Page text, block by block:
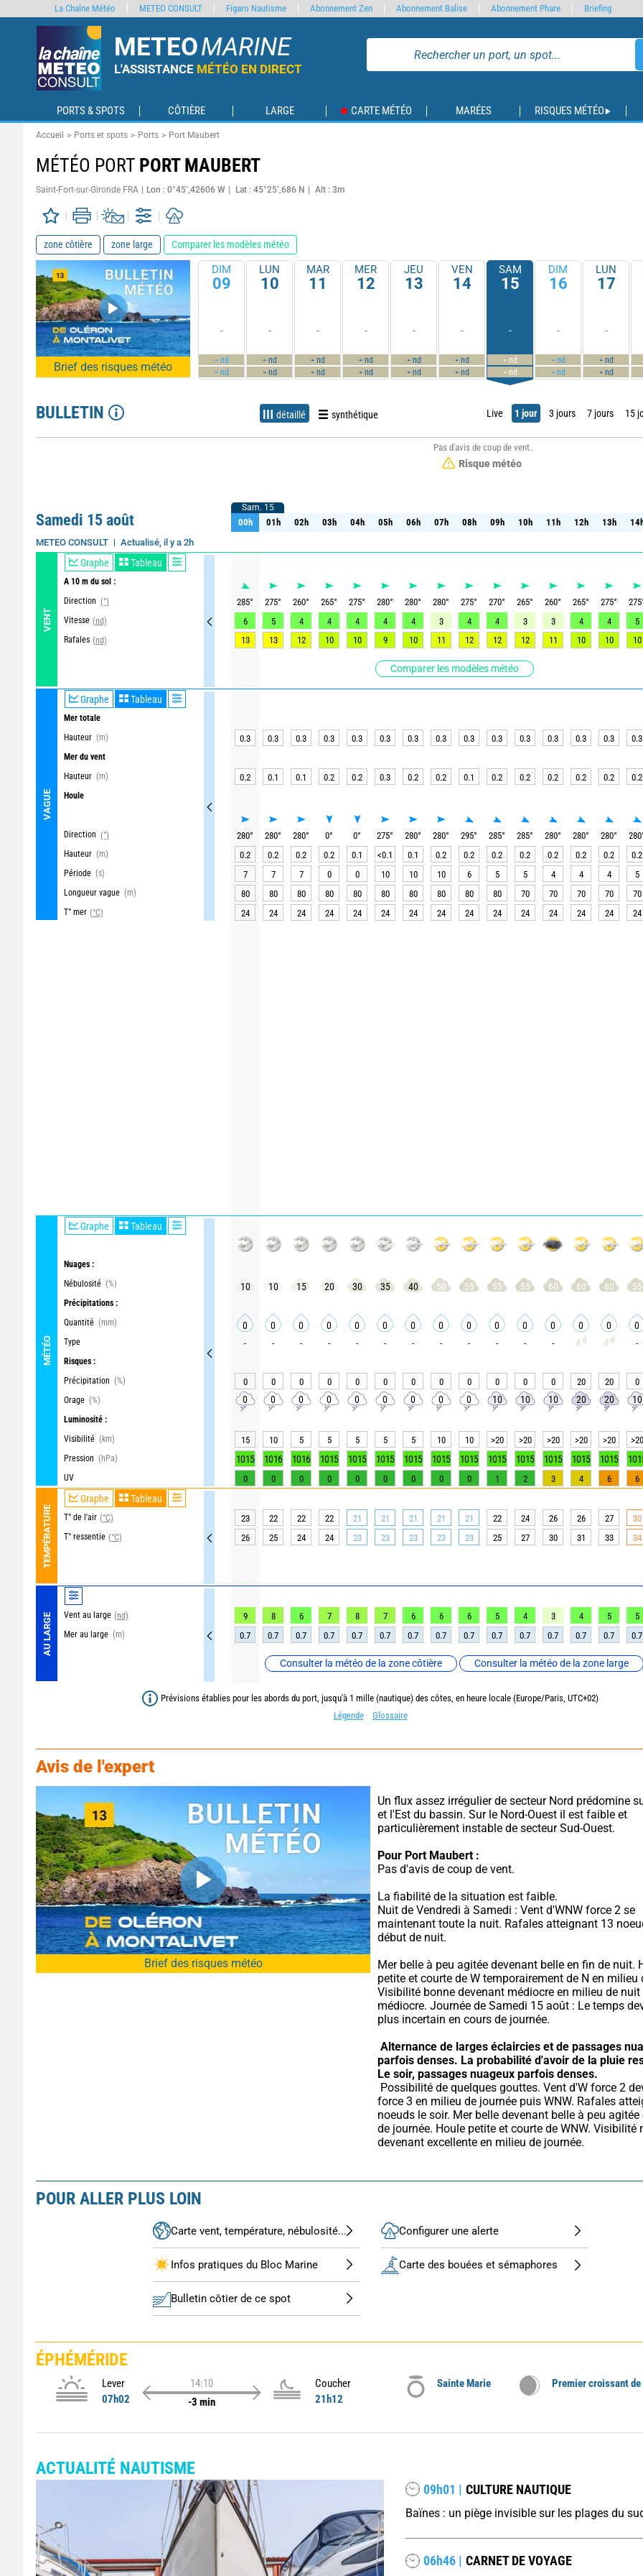
METEOMARINE
L'ASSISTANCE MÉTÉO EN DIRECT
PORTS & SPOTS CÔTIÈRE LARGE CARTE MÉTÉO MARÉES RISQUES MÉTÉO
Accueil Ports et spots Ports Port Maubert
MÉTÉO PORT PORT MAUBERT
Saint-Fort-sur-Gironde FRA Lon : 0°45’,42606 W Lat : 45°25’,686 N Alt : 3m
zone côtière zone large Comparer les modèles météo
Brief des risques météo
DIM
09
-
- nd
- nd
LUN
10
-
-nd
-nd
MAR
11
-
-nd
-nd
MER
12
-
-nd
-nd
JEU
13
-
-nd
-nd
VEN
14
-
-nd
-nd
SAM
15
-
- nd
- nd
DIM
16
-
- nd
- nd
LUN
17
-
-nd
-nd
BULLETIN détaillé synthétique Live 1 jour 3 jours 7 jours 15
Pas d'avis de coup de vent.
Risque météo
Samedi 15 août
METEO CONSULT Actualisé, il y a 2h
VENT
Graphe Tableau
A 10 m du sol :
Direction (°)
Vitesse (nd)
Rafales (nd)
Comparer les modèles météo
VAGUE
Graphe Tableau
Mer totale
Hauteur (m)
Mer du vent
Hauteur (m)
Houle
Direction (°)
Hauteur (m)
Période (s)
Longueur vague (m)
T° mer (°C)
MÉTÉO
Graphe Tableau
Nuages :
Nébulosité (%)
Précipitations :
Quantité (mm)
Type
Risques :
Précipitation (%)
Orage (%)
Luminosité :
Visibilité (km)
Pression (hPa)
UV
TEMPÉRATURE
Graphe Tableau
T° de l'air (°C)
T° ressentie (°C)
AU LARGE Vent au large (nd)
Mer au large (m)
Consulter la météo de la zone côtière Consulter la météo de la zone large
Sam. 15
00h 01h 02h 03h 04h 05h 06h 07h 08h 09h 10h 11h 12h 13h
Sam. 15
00h 01h 02h 03h 04h 05h 06h 07h 08h 09h 10h 11h 12h 13h 14h
285° 275° 260° 265° 275° 280° 280° 280° 275° 270° 265° 260° 265° 275° 275
6
5 4 4 4 4 4 3 4 4 3 3 4 4 5
13
13 12 10 10 9 10 11 12 12 12 11 10 10 10
0.3 0.3 0.3 0.3 0.3 0.3 0.3 0.3 0.3 0.3 0.3 0.3 0.3 0.3 0.3
0.2 0.1 0.1 0.2 0.2 0.3 0.2 0.2 0.1 0.2 0.2 0.2 0.2 0.2 0.2
280° 280° 280° 0° 0° 275° 280° 280° 295° 285° 285° 280° 280° 280° 280
0.2
0.2 0.2 0.2 0.1 <0.1 0.1 0.2 0.2 0.2 0.2 0.2 0.2 0.2 0.2
7
7 7 0 0 10 10 10 6 5 5 4 4 4 5
80
80 80 80 80 80 80 80 80 80 70 70 70 70 70
24
24 24 24 24 24 24 24 24 24 24 24 24 24 24
10 10 15 20 30 35 40 50 55 55 55 60 60 60 55
0 0 0 0 0 0 0 0 0 0 0 0 0 0 0
- - - - - - - - - - - - -
0 0 0 0 0 0 0 0 0 0 0 0 20 20 0
0 0 0 0 0 0 0 0 0 10 10 10 20 20 10
15 10 5 5 5 5 5 10 10 >20 >20 >20 >20 >20 >20
1015 1016 1016 1015 1015 1015 1015 1015 1015 1015 1015 1015 1015 1015
0 0 0 0 0 0 0 0 0 1 2 3 4 6 6
23 22 22 22 21 21 21 21 21 22 24 26 26 27 30
26
25 24 24 23 23 23 23 23 25 27 30 31 33 34
9 8 6 7 8 7 6 6 6 5 4 3 4 5 5
0.7
0.7 0.7 0.7 0.7 0.7 0.7 0.7 0.7 0.7 0.7 0.7 0.7 0.7 0.7
Prévisions établies pour les abords du port, jusqu'à 1 mille (nautique) des côtes, en heure locale (Europe/Paris, UTC+02)
Légende
Glossaire
Avis de l'expert
Brief des risques météo
Un flux assez irrégulier de secteur Nord prédomine
et l'Est du bassin. Sur le Nord-Ouest il est faible et
particulièrement instable de secteur Sud-Ouest.
Pour Port Maubert :
Pas d'avis de coup de vent.
La fiabilité de la situation est faible.
Nuit de Vendredi à Samedi : Vent d'WNW force 2 se
maintenant toute la nuit. Rafales atteignant 13
début de nuit.
Mer belle à peu agitée devenant belle en fin de nuit.
petite et courte de W temporairement de N en milieu
Visibilité bonne devenant médiocre en milieu de
médiocre. Journée de Samedi 15 août : Le temps
plus incertain en cours de journée.
Alternance de larges éclaircies et de passages
parfois denses. La probabilité d'avoir de la pluie
Le soir, passages nuageux parfois denses.
force 3 en milieu de journée puis WNW. Rafales
noeuds le soir. Mer belle devenant belle à peu agitée
de journée. Houle petite et courte de WNW. Visibilité
devenant excellente en milieu de journée.
POUR ALLER PLUS LOIN
Carte vent, température, nébulosité...
Infos pratiques du Bloc Marine
Bulletin côtier de ce spot
Configurer une alerte
Carte des bouées et sémaphores
ÉPHÉMÉRIDE
Lever
07h02
14:10
-3 min
Coucher
21h12
Sainte Marie Premier croissant de
ACTUALITÉ NAUTISME
09h01 | CULTURE NAUTIQUE
Baïnes : un piège invisible sur les plages du
06h46 | CARNET DE VOYAGE
La Chaîne Météo METEO CONSULT Figaro Nautisme Abonnement Zen Abonnement Balise Abonnement Phare Briefing